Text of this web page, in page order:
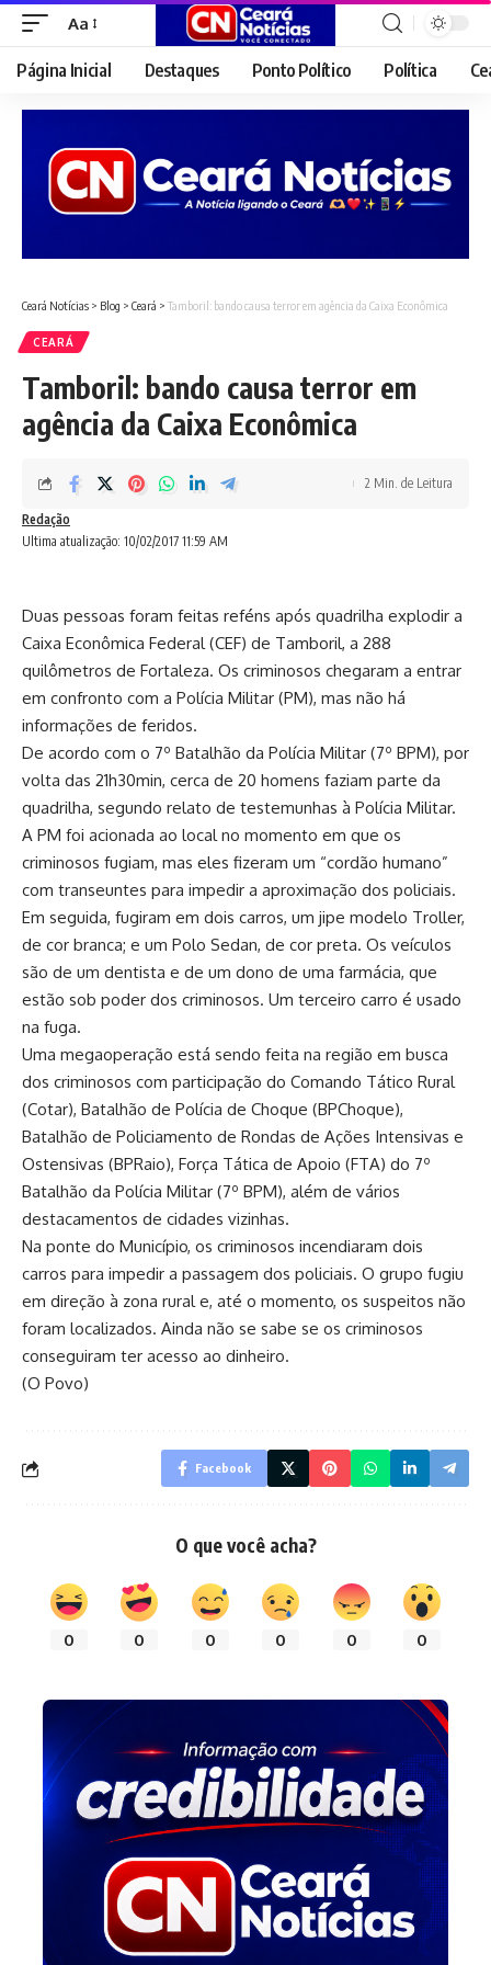
Font
Resizer
Aa
Página Inicial Destaques Ponto Político Política
Ceará Notícias > Blog > Ceará > Tamboril: bando causa terror em agência da Caixa Econômica
CEARÁ
Tamboril: bando causa terror em
agência da Caixa Econômica
Ultima atualização: 10/02/2017 11:59 AM
Redação
2 Min. de Leitura
Duas pessoas foram feitas reféns após quadrilha explodir a
Caixa Econômica Federal (CEF) de Tamboril, a 288
quilômetros de Fortaleza. Os criminosos chegaram a entrar
em confronto com a Polícia Militar (PM), mas não há
informações de feridos.
De acordo com o 7º Batalhão da Polícia Militar (7º BPM), por
volta das 21h30min, cerca de 20 homens faziam parte da
quadrilha, segundo relato de testemunhas à Polícia Militar.
A PM foi acionada ao local no momento em que os
criminosos fugiam, mas eles fizeram um “cordão humano”
com transeuntes para impedir a aproximação dos policiais.
Em seguida, fugiram em dois carros, um jipe modelo Troller,
de cor branca; e um Polo Sedan, de cor preta. Os veículos
são de um dentista e de um dono de uma farmácia, que
estão sob poder dos criminosos. Um terceiro carro é usado
na fuga.
Uma megaoperação está sendo feita na região em busca
dos criminosos com participação do Comando Tático Rural
(Cotar), Batalhão de Polícia de Choque (BPChoque),
Batalhão de Policiamento de Rondas de Ações Intensivas e
Ostensivas (BPRaio), Força Tática de Apoio (FTA) do 7º
Batalhão da Polícia Militar (7º BPM), além de vários
destacamentos de cidades vizinhas.
Na ponte do Município, os criminosos incendiaram dois
carros para impedir a passagem dos policiais. O grupo fugiu
em direção à zona rural e, até o momento, os suspeitos não
foram localizados. Ainda não se sabe se os criminosos
conseguiram ter acesso ao dinheiro.
(O Povo)
Facebook
O que você acha?
0 0 0 0 0 0